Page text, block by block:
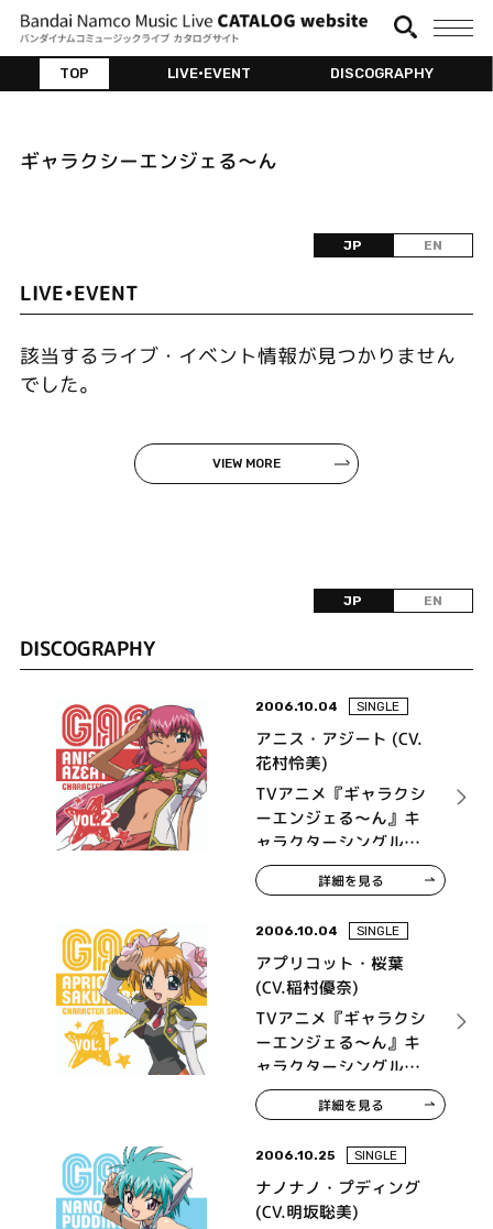
TOP LIVE•EVENT DISCOGRAPHY
ギャラクシーエンジェる～ん
JP EN
LIVE•EVENT
該当するライブ・イベント情報が見つかりません
でした。
VIEW MORE
JP EN
DISCOGRAPHY
2006.10.04 SINGLE
アニス・アジート (CV.
花村怜美)
TVアニメ『ギャラクシ
ーエンジェる～ん』キ
ャラクターシングル
Vol.2 アニス・アジート
詳細を見る
2006.10.04 SINGLE
アプリコット・桜葉
(CV.稲村優奈)
TVアニメ『ギャラクシ
ーエンジェる～ん』キ
ャラクターシングル
Vol.1 アプリコット・桜
葉
詳細を見る
2006.10.25 SINGLE
ナノナノ・プディング
(CV.明坂聡美)